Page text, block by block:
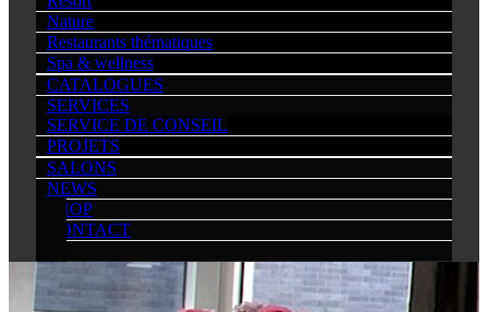
Nature
Restaurants thématiques
Spa & wellness
CATALOGUES
SERVICES
SERVICE DE CONSEIL
PROJETS
SALONS
NEWS
SHOP
CONTACT